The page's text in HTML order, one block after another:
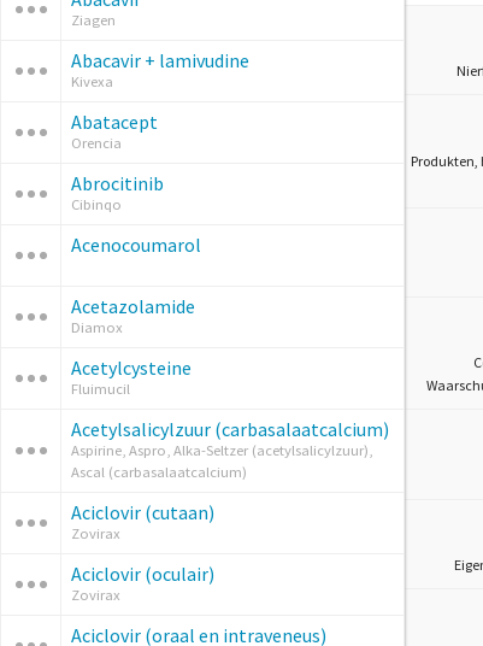
Ziagen
Abacavir + lamivudine
Kivexa
Abatacept
Orencia
Abrocitinib
Cibinqo
Acenocoumarol
Acetazolamide
Diamox
Acetylcysteine
Fluimucil
Acetylsalicylzuur (carbasalaatcalcium)
Aspirine, Aspro, Alka-Seltzer (acetylsalicylzuur),
Ascal (carbasalaatcalcium)
Aciclovir (cutaan)
Zovirax
Aciclovir (oculair)
Zovirax
Aciclovir (oraal en intraveneus)
Produkten,